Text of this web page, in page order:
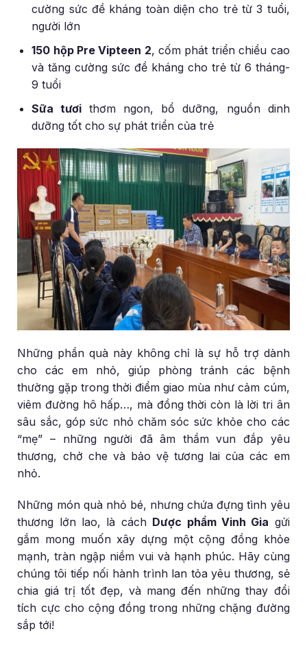
cường sức đề kháng toàn diện cho trẻ từ 3 tuổi,
người lớn
150 hộp Pre Vipteen 2, cốm phát triển chiều cao
và tăng cường sức đề kháng cho trẻ từ 6 tháng-
9 tuổi
Sữa tươi thơm ngon, bổ dưỡng, nguồn dinh
dưỡng tốt cho sự phát triển của trẻ
Những phần quà này không chỉ là sự hỗ trợ dành
cho các em nhỏ, giúp phòng tránh các bệnh
thường gặp trong thời điểm giao mùa như cảm cúm,
viêm đường hô hấp…, mà đồng thời còn là lời tri ân
sâu sắc, góp sức nhỏ chăm sóc sức khỏe cho các
“mẹ” – những người đã âm thầm vun đắp yêu
thương, chở che và bảo vệ tương lai của các em
nhỏ.
Những món quà nhỏ bé, nhưng chứa đựng tình yêu
thương lớn lao, là cách Dược phẩm Vinh Gia gửi
gắm mong muốn xây dựng một cộng đồng khỏe
mạnh, tràn ngập niềm vui và hạnh phúc. Hãy cùng
chúng tôi tiếp nối hành trình lan tỏa yêu thương, sẻ
chia giá trị tốt đẹp, và mang đến những thay đổi
tích cực cho cộng đồng trong những chặng đường
sắp tới!